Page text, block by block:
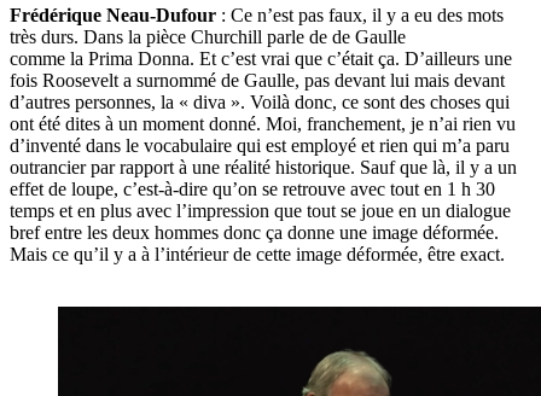
Frédérique Neau-Dufour : Ce n’est pas faux, il y a eu des mots
très durs. Dans la pièce Churchill parle de de Gaulle
comme la Prima Donna. Et c’est vrai que c’était ça. D’ailleurs une
fois Roosevelt a surnommé de Gaulle, pas devant lui mais devant
d’autres personnes, la « diva ». Voilà donc, ce sont des choses qui
ont été dites à un moment donné. Moi, franchement, je n’ai rien vu
d’inventé dans le vocabulaire qui est employé et rien qui m’a paru
outrancier par rapport à une réalité historique. Sauf que là, il y a un
effet de loupe, c’est-à-dire qu’on se retrouve avec tout en 1 h 30
temps et en plus avec l’impression que tout se joue en un dialogue
bref entre les deux hommes donc ça donne une image déformée.
Mais ce qu’il y a à l’intérieur de cette image déformée, être exact.